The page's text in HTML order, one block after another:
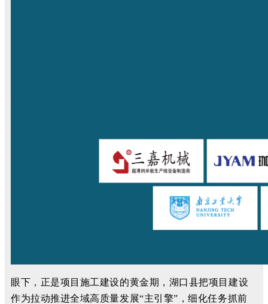
眼下，正是项目施工建设的黄金期，湖口县把项目建设
作为拉动推进全域高质量发展“主引擎”，细化任务抓前